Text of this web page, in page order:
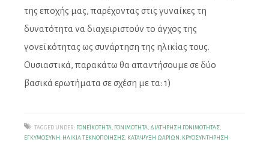
της εποχής μας, παρέχοντας στις γυναίκες τη
δυνατότητα να διαχειριστούν το άγχος της
γονεϊκότητας ως συνάρτηση της ηλικίας τους.
Ουσιαστικά, παρακάτω θα απαντήσουμε σε δύο
βασικά ερωτήματα σε σχέση με τα: 1)
TAGGED UNDER: ΓΟΝΕΪΚΌΤΗΤΑ, ΓΟΝΙΜΌΤΗΤΑ, ΔΙΑΤΉΡΗΣΗ ΓΟΝΙΜΌΤΗΤΑΣ,
ΕΓΚΥΜΟΣΎΝΗ , ΗΛΙΚΊΑ ΤΕΚΝΟΠΟΊΗΣΗΣ, ΚΑΤΆΨΥΞΗ ΩΑΡΊΩΝ , ΚΡΥΟΣΥΝΤΉΡΗΣΗ